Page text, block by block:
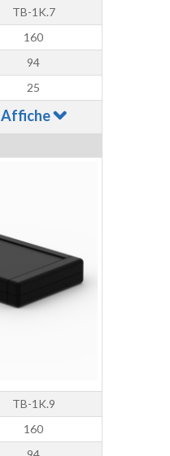
TB-1K.7
160
94
25
Affiche
TB-1K.9
160